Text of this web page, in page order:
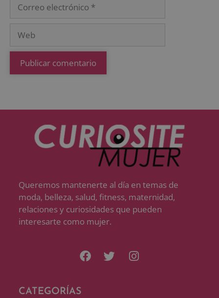
Queremos mantenerte al día en temas de
moda, belleza, salud, fitness, maternidad,
relaciones y curiosidades que pueden
interesarte como mujer.
CATEGORÍAS